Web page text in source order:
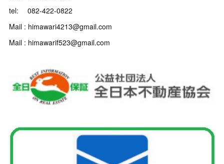
tel: 082-422-0822
Mail : himawari4213@gmail.com
Mail : himawarif523@gmail.com